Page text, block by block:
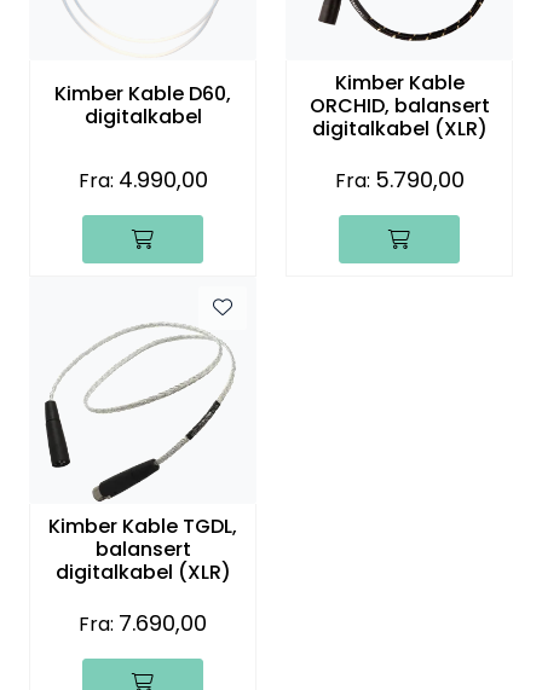
Kimber Kable D60,
digitalkabel
Fra: 4.990,00
Kimber Kable
ORCHID, balansert
digitalkabel (XLR)
Fra: 5.790,00
Kimber Kable TGDL,
balansert
digitalkabel (XLR)
Fra: 7.690,00